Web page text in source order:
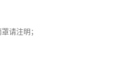
请注明；